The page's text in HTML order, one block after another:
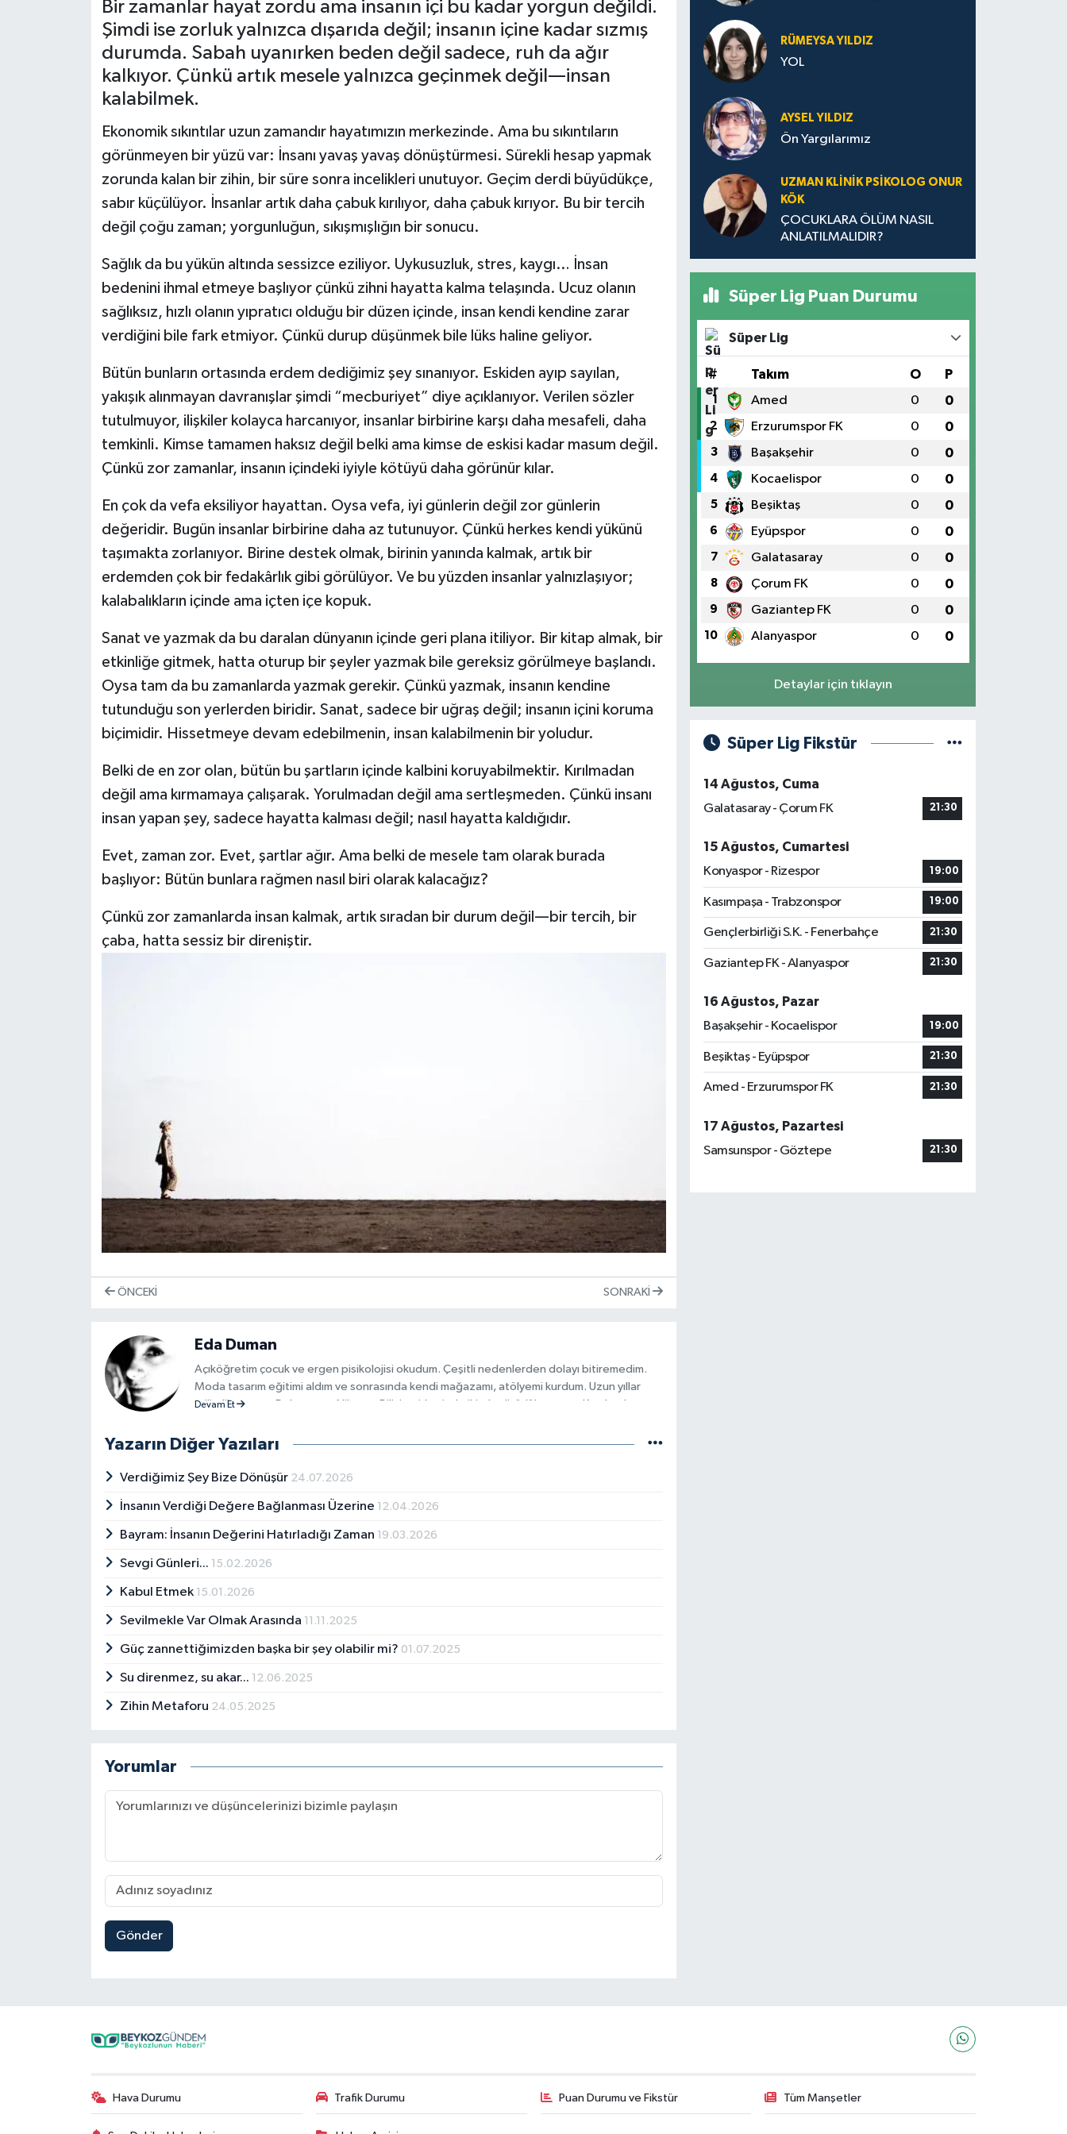
Bir zamanlar hayat zordu ama insanın içi bu kadar yorgun değildi.
Şimdi ise zorluk yalnızca dışarıda değil; insanın içine kadar sızmış
durumda. Sabah uyanırken beden değil sadece, ruh da ağır
kalkıyor. Çünkü artık mesele yalnızca geçinmek değil—insan
kalabilmek.
Ekonomik sıkıntılar uzun zamandır hayatımızın merkezinde. Ama bu sıkıntıların
görünmeyen bir yüzü var: İnsanı yavaş yavaş dönüştürmesi. Sürekli hesap yapmak
zorunda kalan bir zihin, bir süre sonra incelikleri unutuyor. Geçim derdi büyüdükçe,
sabır küçülüyor. İnsanlar artık daha çabuk kırılıyor, daha çabuk kırıyor. Bu bir tercih
değil çoğu zaman; yorgunluğun, sıkışmışlığın bir sonucu.
Sağlık da bu yükün altında sessizce eziliyor. Uykusuzluk, stres, kaygı… İnsan
bedenini ihmal etmeye başlıyor çünkü zihni hayatta kalma telaşında. Ucuz olanın
sağlıksız, hızlı olanın yıpratıcı olduğu bir düzen içinde, insan kendi kendine zarar
verdiğini bile fark etmiyor. Çünkü durup düşünmek bile lüks haline geliyor.
Bütün bunların ortasında erdem dediğimiz şey sınanıyor. Eskiden ayıp sayılan,
yakışık alınmayan davranışlar şimdi “mecburiyet” diye açıklanıyor. Verilen sözler
tutulmuyor, ilişkiler kolayca harcanıyor, insanlar birbirine karşı daha mesafeli, daha
temkinli. Kimse tamamen haksız değil belki ama kimse de eskisi kadar masum değil.
Çünkü zor zamanlar, insanın içindeki iyiyle kötüyü daha görünür kılar.
En çok da vefa eksiliyor hayattan. Oysa vefa, iyi günlerin değil zor günlerin
değeridir. Bugün insanlar birbirine daha az tutunuyor. Çünkü herkes kendi yükünü
taşımakta zorlanıyor. Birine destek olmak, birinin yanında kalmak, artık bir
erdemden çok bir fedakârlık gibi görülüyor. Ve bu yüzden insanlar yalnızlaşıyor;
kalabalıkların içinde ama içten içe kopuk.
Sanat ve yazmak da bu daralan dünyanın içinde geri plana itiliyor. Bir kitap almak, bir
etkinliğe gitmek, hatta oturup bir şeyler yazmak bile gereksiz görülmeye başlandı.
Oysa tam da bu zamanlarda yazmak gerekir. Çünkü yazmak, insanın kendine
tutunduğu son yerlerden biridir. Sanat, sadece bir uğraş değil; insanın içini koruma
biçimidir. Hissetmeye devam edebilmenin, insan kalabilmenin bir yoludur.
Belki de en zor olan, bütün bu şartların içinde kalbini koruyabilmektir. Kırılmadan
değil ama kırmamaya çalışarak. Yorulmadan değil ama sertleşmeden. Çünkü insanı
insan yapan şey, sadece hayatta kalması değil; nasıl hayatta kaldığıdır.
Evet, zaman zor. Evet, şartlar ağır. Ama belki de mesele tam olarak burada
başlıyor: Bütün bunlara rağmen nasıl biri olarak kalacağız?
Çünkü zor zamanlarda insan kalmak, artık sıradan bir durum değil—bir tercih, bir
çaba, hatta sessiz bir direniştir.
ÖNCEKI SONRAKI
Eda Duman
Açıköğretim çocuk ve ergen pisikolojisi okudum. Çeşitli nedenlerden dolayı bitiremedim.
Moda tasarım eğitimi aldım ve sonrasında kendi mağazamı, atölyemi kurdum. Uzun yıllar
stilistlik yaptım. Daha sonra Nilaccra Bilişim şirketinde iki yıl editörlük yaptım. Kombucha çayı
Haber Gazetesin'de ve çeşitli yerel dergilerde köşe yazarlığı yapıyorum. Çiçek Temâsı
adında bir şiir kitabı yazdım.
Devam Et
Yazarın Diğer Yazıları
Verdiğimiz Şey Bize Dönüşür 24.07.2026
İnsanın Verdiği Değere Bağlanması Üzerine 12.04.2026
Bayram: İnsanın Değerini Hatırladığı Zaman 19.03.2026
Sevgi Günleri... 15.02.2026
Kabul Etmek 15.01.2026
Sevilmekle Var Olmak Arasında 11.11.2025
Güç zannettiğimizden başka bir şey olabilir mi? 01.07.2025
Su direnmez, su akar... 12.06.2025
Zihin Metaforu 24.05.2025
Yorumlar
Gönder
RÜMEYSA YILDIZ
YOL
AYSEL YILDIZ
Ön Yargılarımız
UZMAN KLINIK PSIKOLOG ONUR
KÖK
ÇOCUKLARA ÖLÜM NASIL
ANLATILMALIDIR?
Süper Lig Puan Durumu
Süper Lig
# Takım O P
1 Amed 0 0
2 Erzurumspor FK 0 0
3 Başakşehir 0 0
4 Kocaelispor 0 0
5 Beşiktaş 0 0
6 Eyüpspor 0 0
7 Galatasaray 0 0
8 Çorum FK 0 0
9 Gaziantep FK 0 0
10 Alanyaspor 0 0
Detaylar için tıklayın
Süper Lig Fikstür
14 Ağustos, Cuma
Galatasaray - Çorum FK
21:30
15 Ağustos, Cumartesi
Konyaspor - Rizespor
19:00
Kasımpaşa - Trabzonspor 19:00
Gençlerbirliği S.K. - Fenerbahçe 21:30
Gaziantep FK - Alanyaspor 21:30
16 Ağustos, Pazar
Başakşehir - Kocaelispor
19:00
Beşiktaş - Eyüpspor 21:30
Amed - Erzurumspor FK 21:30
17 Ağustos, Pazartesi
Samsunspor - Göztepe
21:30
Hava Durumu Trafik Durumu Puan Durumu ve Fikstür Tüm Manşetler